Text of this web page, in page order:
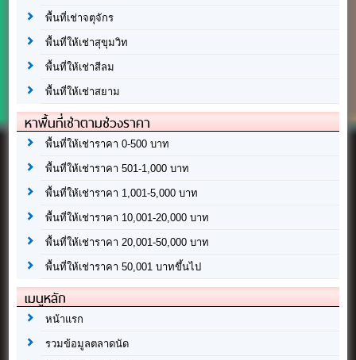
พื้นที่เช่าจตุจักร
พื้นที่ให้เช่าสุขุมวิท
พื้นที่ให้เช่าสีลม
พื้นที่ให้เช่าสยาม
หาพื้นที่เช่าตามช่วงราคา
พื้นที่ให้เช่าราคา 0-500 บาท
พื้นที่ให้เช่าราคา 501-1,000 บาท
พื้นที่ให้เช่าราคา 1,001-5,000 บาท
พื้นที่ให้เช่าราคา 10,001-20,000 บาท
พื้นที่ให้เช่าราคา 20,001-50,000 บาท
พื้นที่ให้เช่าราคา 50,001 บาทขึ้นไป
เมนูหลัก
หน้าแรก
รวมข้อมูลตลาดนัด